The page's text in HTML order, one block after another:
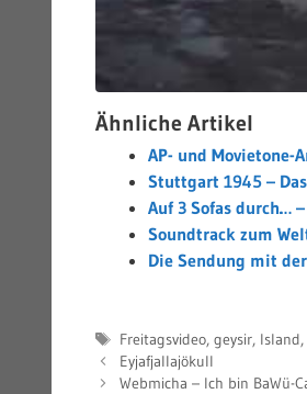
Ähnliche Artikel
AP- und Movietone-
Stuttgart 1945 –
Auf 3 Sofas durch…
Soundtrack zum
Die Sendung mit
Schlagwörter
Freitagsvideo, geysir, Island,
Eyjafjallajökull
Webmicha – Ich bin BaWü-